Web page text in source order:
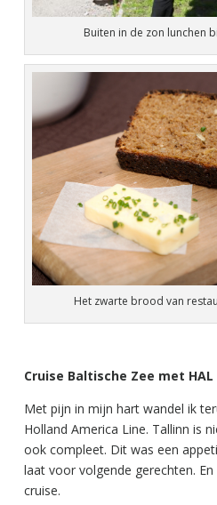
Buiten in de zon lunchen
Het zwarte brood van
Cruise Baltische Zee met HAL
Met pijn in mijn hart wandel ik
Holland America Line. Tallinn is
ook compleet. Dit was een
laat voor volgende gerechten.
cruise.